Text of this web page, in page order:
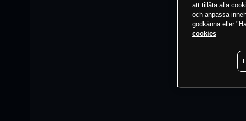
att tillåta alla
och anpassa
godkänna eller
cookies